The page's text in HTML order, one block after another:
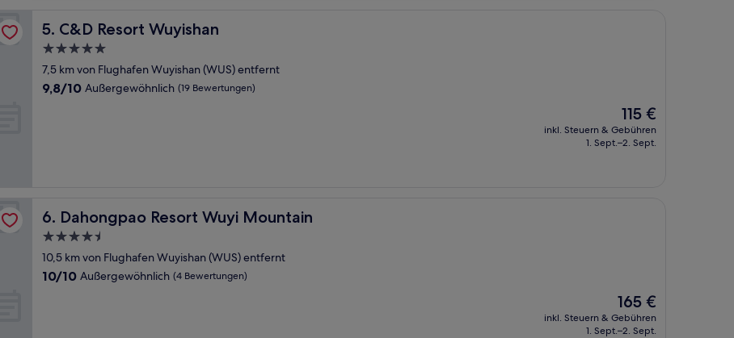
5. C&D Resort Wuyishan
C&D Resort Wuyishan
5.0-
Sterne-
Unterkunft
7,5 km von Flughafen Wuyishan (WUS) entfernt
9.8
9,8/10 Außergewöhnlich (19 Bewertungen)
Der
Preis
beträgt
115 €
inkl. Steuern & Gebühren
1. Sept.–2. Sept.
6. Dahongpao Resort Wuyi Mountain
Dahongpao Resort Wuyi Mountain
4.5-
Sterne-
Unterkunft
10,5 km von Flughafen Wuyishan (WUS) entfernt
10.0
10/10 Außergewöhnlich (4 Bewertungen)
Der
Preis
beträgt
165 €
inkl. Steuern & Gebühren
1. Sept.–2. Sept.